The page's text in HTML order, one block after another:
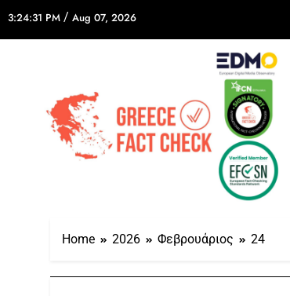
3:24:31 PM / Aug 07, 2026
Home 2026 Φεβρουάριος 24